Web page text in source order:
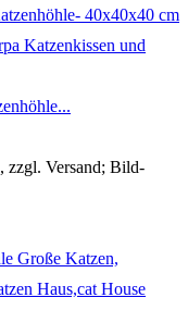
zzgl. Versand; Bild-